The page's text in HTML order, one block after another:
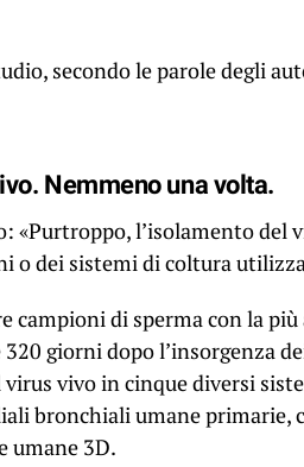
secondo le parole degli
Nemmeno una volta.
«Purtroppo, l’isolamento del
o dei sistemi di coltura
campioni di sperma con la
giorni dopo l’insorgenza
vivo in cinque diversi
bronchiali umane
umane 3D.